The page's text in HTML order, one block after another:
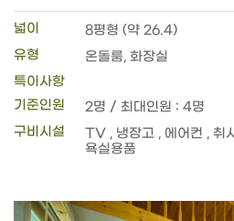
넓이
8평형 (약 26.4)
유형
온돌룸, 화장실
특이사항
기준인원
2명 / 최대인원 : 4명
구비시설